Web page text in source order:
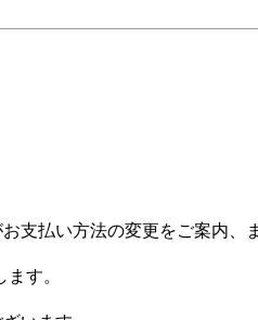
支払い方法の変更をご案内、
す。